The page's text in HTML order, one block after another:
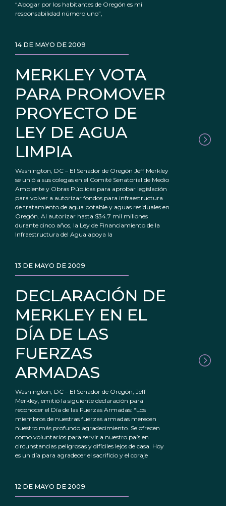
“Abogar por los habitantes de Oregón es mi
responsabilidad número uno”,
MERKLEY VOTA
PARA PROMOVER
PROYECTO DE
LEY DE AGUA
LIMPIA
14 DE MAYO DE 2009
Washington, DC – El Senador de Oregón Jeff Merkley
se unió a sus colegas en el Comité Senatorial de Medio
Ambiente y Obras Públicas para aprobar legislación
para volver a autorizar fondos para infraestructura
de tratamiento de agua potable y aguas residuales en
Oregón. Al autorizar hasta $34.7 mil millones
durante cinco años, la Ley de Financiamiento de la
Infraestructura del Agua apoya la
DECLARACIÓN DE
MERKLEY EN EL
DÍA DE LAS
FUERZAS
ARMADAS
13 DE MAYO DE 2009
Washington, DC – El Senador de Oregón, Jeff
Merkley, emitió la siguiente declaración para
reconocer el Día de las Fuerzas Armadas: “Los
miembros de nuestras fuerzas armadas merecen
nuestro más profundo agradecimiento. Se ofrecen
como voluntarios para servir a nuestro país en
circunstancias peligrosas y difíciles lejos de casa. Hoy
es un día para agradecer el sacrificio y el coraje
12 DE MAYO DE 2009